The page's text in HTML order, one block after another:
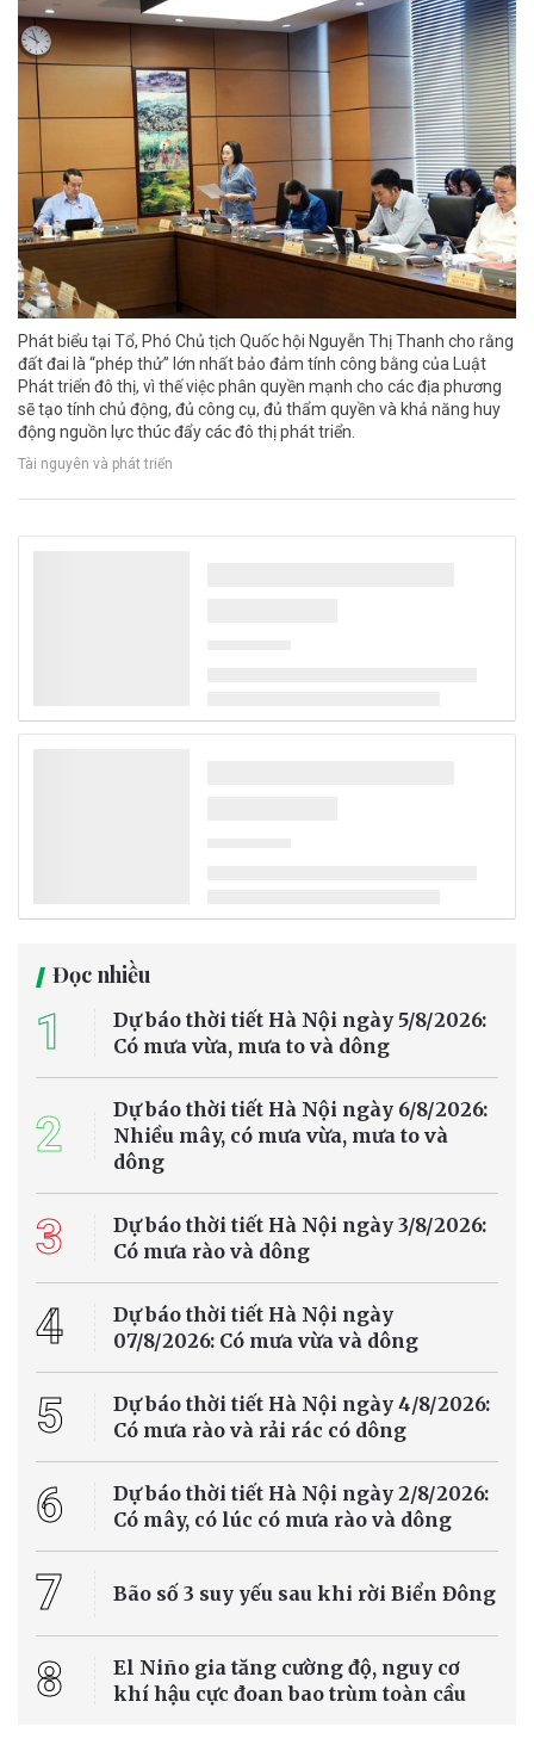
Phát biểu tại Tổ, Phó Chủ tịch Quốc hội Nguyễn Thị Thanh cho rằng
đất đai là “phép thử” lớn nhất bảo đảm tính công bằng của Luật
Phát triển đô thị, vì thế việc phân quyền mạnh cho các địa phương
sẽ tạo tính chủ động, đủ công cụ, đủ thẩm quyền và khả năng huy
động nguồn lực thúc đẩy các đô thị phát triển.
Tài nguyên và phát triển
Đọc nhiều
1
Dự báo thời tiết Hà Nội ngày 5/8/2026:
Có mưa vừa, mưa to và dông
2
Dự báo thời tiết Hà Nội ngày 6/8/2026:
Nhiều mây, có mưa vừa, mưa to và
dông
3
Dự báo thời tiết Hà Nội ngày 3/8/2026:
Có mưa rào và dông
4
Dự báo thời tiết Hà Nội ngày
07/8/2026: Có mưa vừa và dông
5
Dự báo thời tiết Hà Nội ngày 4/8/2026:
Có mưa rào và rải rác có dông
6
Dự báo thời tiết Hà Nội ngày 2/8/2026:
Có mây, có lúc có mưa rào và dông
7 Bão số 3 suy yếu sau khi rời Biển Đông
8
El Niño gia tăng cường độ, nguy cơ
khí hậu cực đoan bao trùm toàn cầu